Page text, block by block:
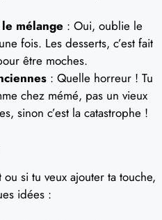
mélange : Oui, oublie le
fois. Les desserts, c’est fait
être moches.
: Quelle horreur ! Tu
chez mémé, pas un vieux
sinon c’est la catastrophe !
si tu veux ajouter ta touche,
idées :